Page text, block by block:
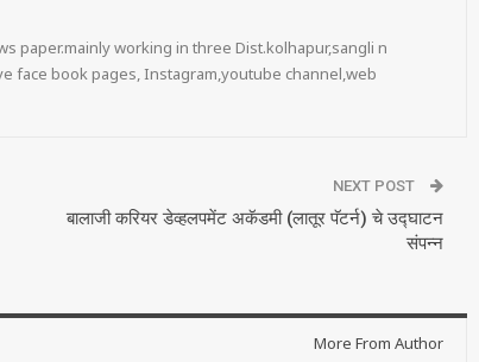
paper.mainly working in three Dist.kolhapur,sangli n
face book pages, Instagram,youtube channel,web
NEXT POST
बालाजी करियर डेव्हलपमेंट अकॅडमी (लातूर पॅटर्न) चे उद्घाटन
संपन्न
More From Author